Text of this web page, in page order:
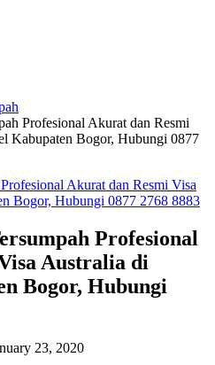
Profesional Akurat dan Resmi
Kabupaten Bogor, Hubungi 0877
Profesional
Australia di
Bogor, Hubungi
23, 2020